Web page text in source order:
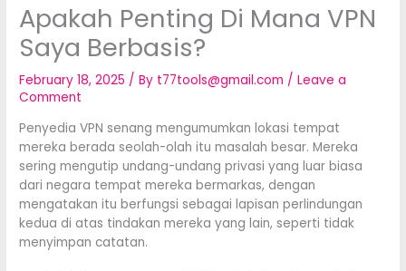
Apakah Penting Di Mana VPN
Saya Berbasis?
February 18, 2025 / By t77tools@gmail.com /Leave a
Comment
Penyedia VPN senang mengumumkan lokasi tempat
mereka berada seolah-olah itu masalah besar. Mereka
sering mengutip undang-undang privasi yang luar biasa
dari negara tempat mereka bermarkas, dengan
mengatakan itu berfungsi sebagai lapisan perlindungan
kedua di atas tindakan mereka yang lain, seperti tidak
menyimpan catatan.